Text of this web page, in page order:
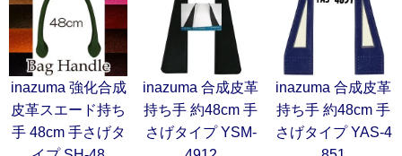
inazuma 強化合成
皮革スエード持ち
手 48cm 手さげタ
inazuma 合成皮革
持ち手 約48cm 手
さげタイプ YSM-
inazuma 合成皮革
持ち手 約48cm 手
さげタイプ YAS-4